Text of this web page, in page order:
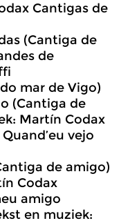
Cantigas de
(Cantiga de
de
mar de Vigo)
(Cantiga de
Martín Codax
vejo
de amigo)
Codax
amigo
en muziek: